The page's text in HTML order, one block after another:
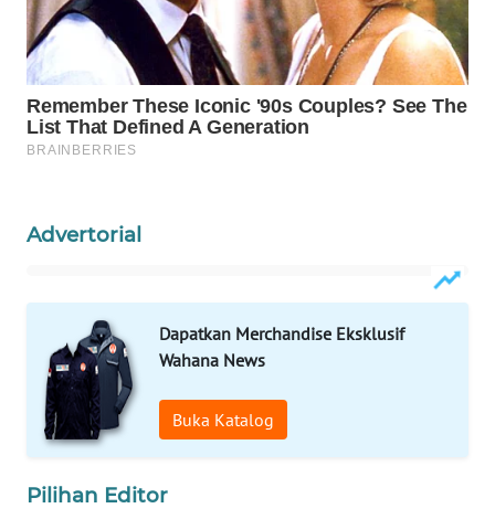
Advertorial
Dapatkan Merchandise Eksklusif
Wahana News
Buka Katalog
Pilihan Editor
WAHANA
WAHANA
TANI
ADVOKAT
INFRASTRUKTUR
WAHANA
KONSUMEN
WAHANA